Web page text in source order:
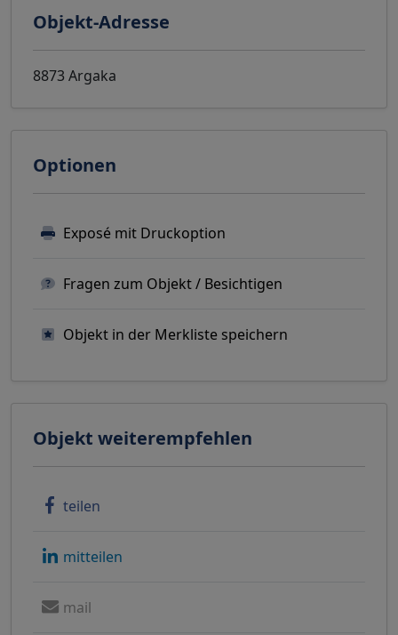
Objekt-Adresse
8873 Argaka
Optionen
Exposé mit Druckoption
Fragen zum Objekt / Besichtigen
Objekt in der Merkliste speichern
Objekt weiterempfehlen
teilen
mitteilen
mail